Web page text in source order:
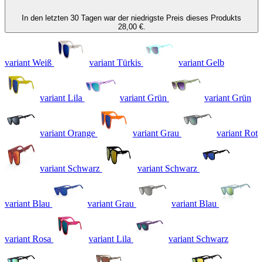
In den letzten 30 Tagen war der niedrigste Preis dieses Produkts
28,00 €.
variant Weiß variant Türkis variant Gelb
variant Lila variant Grün variant Grün
variant Orange variant Grau variant Rot
variant Schwarz variant Schwarz
variant Blau variant Grau variant Blau
variant Rosa variant Lila variant Schwarz